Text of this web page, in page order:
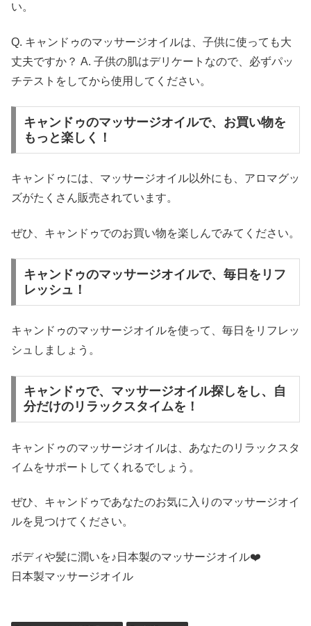
い。
Q. キャンドゥのマッサージオイルは、子供に使っても大
丈夫ですか？ A. 子供の肌はデリケートなので、必ずパッ
チテストをしてから使用してください。
キャンドゥのマッサージオイルで、お買い物を
もっと楽しく！
キャンドゥには、マッサージオイル以外にも、アロマグッ
ズがたくさん販売されています。
ぜひ、キャンドゥでのお買い物を楽しんでみてください。
キャンドゥのマッサージオイルで、毎日をリフ
レッシュ！
キャンドゥのマッサージオイルを使って、毎日をリフレッ
シュしましょう。
キャンドゥで、マッサージオイル探しをし、自
分だけのリラックスタイムを！
キャンドゥのマッサージオイルは、あなたのリラックスタ
イムをサポートしてくれるでしょう。
ぜひ、キャンドゥであなたのお気に入りのマッサージオイ
ルを見つけてください。
ボディや髪に潤いを♪日本製のマッサージオイル❤️
日本製マッサージオイル